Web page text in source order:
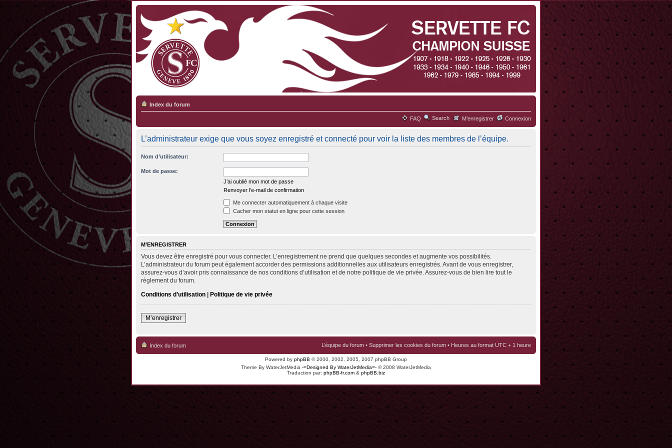
Index du forum
FAQ Search M’enregistrer Connexion
L’administrateur exige que vous soyez enregistré et connecté pour voir la liste des membres de l’équipe.
Nom d’utilisateur:
Mot de passe:
J’ai oublié mon mot de passe
Renvoyer l’e-mail de confirmation
Me connecter automatiquement à chaque visite
Cacher mon statut en ligne pour cette session
M’ENREGISTRER
Vous devez être enregistré pour vous connecter. L’enregistrement ne prend que quelques secondes et augmente vos possibilités.
L’administrateur du forum peut également accorder des permissions additionnelles aux utilisateurs enregistrés. Avant de vous enregistrer,
assurez-vous d’avoir pris connaissance de nos conditions d’utilisation et de notre politique de vie privée. Assurez-vous de bien lire tout le
règlement du forum.
Conditions d’utilisation | Politique de vie privée
M’enregistrer
Index du forum L’équipe du forum • Supprimer les cookies du forum • Heures au format UTC + 1 heure
Powered by phpBB © 2000, 2002, 2005, 2007 phpBB Group
Theme By WaterJetMedia -=Designed By WaterJetMedia=- © 2008 WaterJetMedia
Traduction par: phpBB-fr.com & phpBB.biz